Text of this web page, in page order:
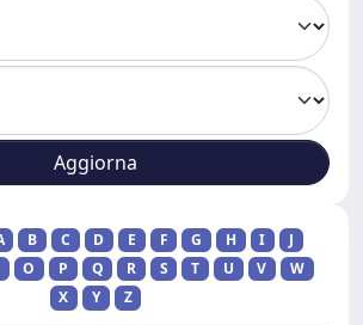
B C D E F G H I
J
O P Q R S T U V
W
X
Y Z